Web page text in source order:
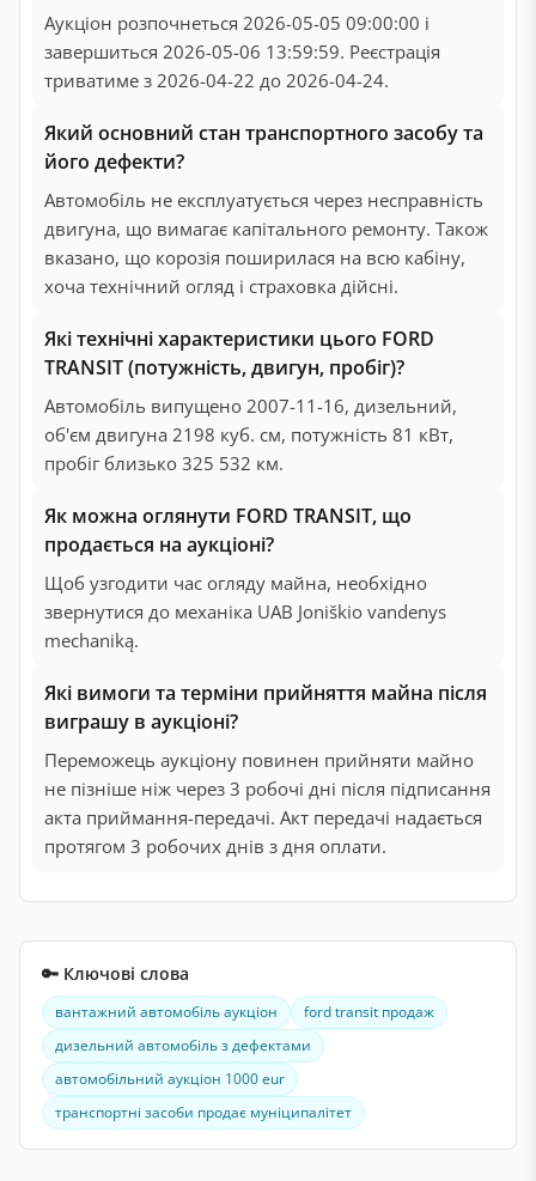
Аукціон розпочнеться 2026-05-05 09:00:00 і
завершиться 2026-05-06 13:59:59. Реєстрація
триватиме з 2026-04-22 до 2026-04-24.
Який основний стан транспортного засобу та
його дефекти?
Автомобіль не експлуатується через несправність
двигуна, що вимагає капітального ремонту. Також
вказано, що корозія поширилася на всю кабіну,
хоча технічний огляд і страховка дійсні.
Які технічні характеристики цього FORD
TRANSIT (потужність, двигун, пробіг)?
Автомобіль випущено 2007-11-16, дизельний,
об'єм двигуна 2198 куб. см, потужність 81 кВт,
пробіг близько 325 532 км.
Як можна оглянути FORD TRANSIT, що
продається на аукціоні?
Щоб узгодити час огляду майна, необхідно
звернутися до механіка UAB Joniškio vandenys
mechaniką.
Які вимоги та терміни прийняття майна після
виграшу в аукціоні?
Переможець аукціону повинен прийняти майно
не пізніше ніж через 3 робочі дні після підписання
акта приймання-передачі. Акт передачі надається
протягом 3 робочих днів з дня оплати.
🔑 Ключові слова
вантажний автомобіль аукціон
ford transit продаж
дизельний автомобіль з дефектами
автомобільний аукціон 1000 eur
транспортні засоби продає муніципалітет